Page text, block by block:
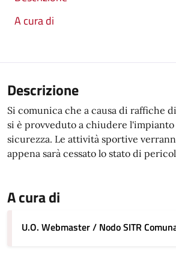
A cura di
Descrizione
Si comunica che a causa di raffiche
si è provveduto a chiudere
sicurezza. Le attività sportive
appena sarà cessato lo stato di
A cura di
U.O. Webmaster / Nodo SITR